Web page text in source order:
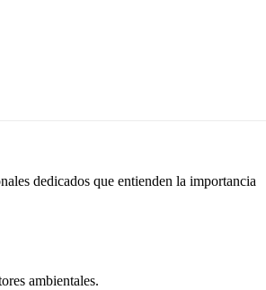
dedicados que entienden la importancia
ambientales.